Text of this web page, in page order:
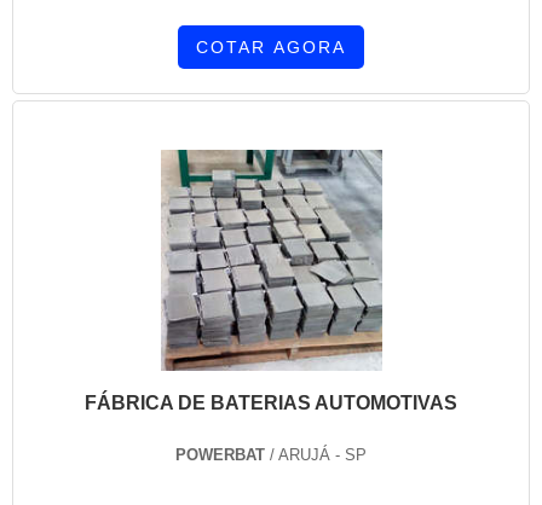
COTAR AGORA
FÁBRICA DE BATERIAS AUTOMOTIVAS
POWERBAT / ARUJÁ - SP